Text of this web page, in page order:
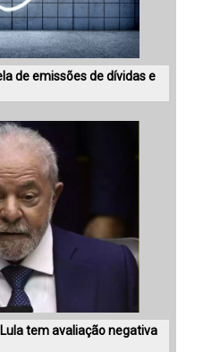
de emissões de dívidas e
tem avaliação negativa